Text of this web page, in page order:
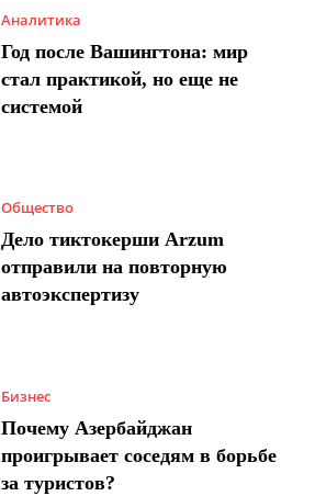
Аналитика
Год после Вашингтона: мир
стал практикой, но еще не
системой
Общество
Дело тиктокерши Arzum
отправили на повторную
автоэкспертизу
Бизнес
Почему Азербайджан
проигрывает соседям в борьбе
за туристов?